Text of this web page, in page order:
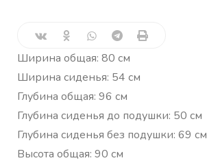
Ширина общая: 80 см
Ширина сиденья: 54 см
Глубина общая: 96 см
Глубина сиденья до подушки: 50 см
Глубина сиденья без подушки: 69 см
Высота общая: 90 см